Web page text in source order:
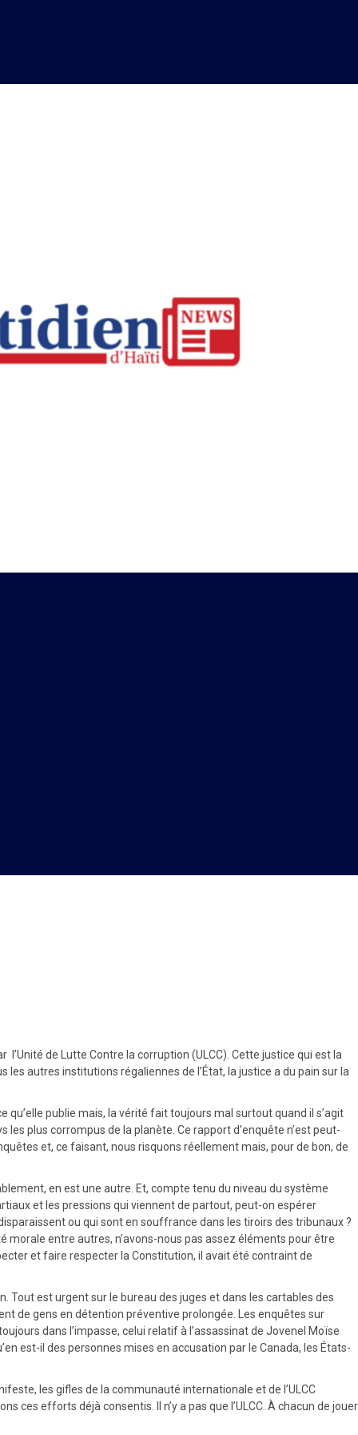
de Lutte Contre la corruption (ULCC). Cette justice qui est la
autres institutions régaliennes de l’État, la justice a du pain sur la
qu’elle publie mais, la vérité fait toujours mal surtout quand il s’agit
plus corrompus de la planète. Ce rapport d’enquête n’est peut-
et, ce faisant, nous risquons réellement mais, pour de bon, de
en est une autre. Et, compte tenu du niveau du système
et les pressions qui viennent de partout, peut-on espérer
ou qui sont en souffrance dans les tiroirs des tribunaux ?
morale entre autres, n’avons-nous pas assez éléments pour être
et faire respecter la Constitution, il avait été contraint de
Tout est urgent sur le bureau des juges et dans les cartables des
de gens en détention préventive prolongée. Les enquêtes sur
dans l’impasse, celui relatif à l’assassinat de Jovenel Moïse
est-il des personnes mises en accusation par le Canada, les États-
les gifles de la communauté internationale et de l’ULCC
ces efforts déjà consentis. Il n’y a pas que l’ULCC. À chacun de jouer